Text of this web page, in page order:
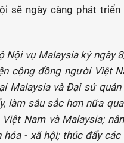
sẽ ngày càng phát
Nội vụ Malaysia ký
cộng đồng người Việt
Malaysia và Đại sứ
làm sâu sắc hơn nữa
Việt Nam và Malaysia;
hóa - xã hội; thúc đẩy